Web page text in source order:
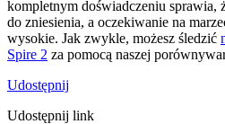
kompletnym doświadczeniu sprawia,
do zniesienia, a oczekiwanie na
wysokie. Jak zwykle, możesz śledzić
Spire 2 za pomocą naszej
Udostępnij
Udostępnij link